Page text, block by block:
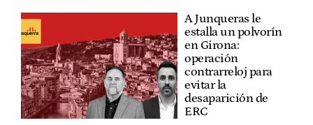
A Junqueras le
estalla un polvorín
en Girona:
operación
contrarreloj para
evitar la
desaparición de
ERC